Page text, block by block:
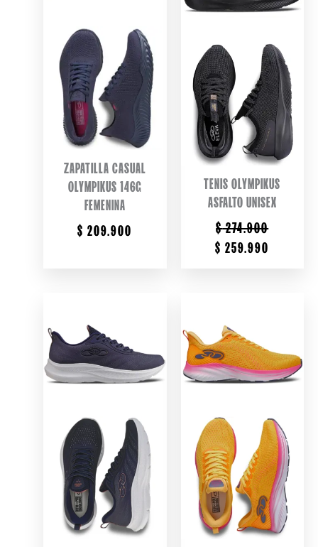
ZAPATILLA CASUAL
OLYMPIKUS 146G
FEMENINA
$ 209.900
TENIS OLYMPIKUS
ASFALTO UNISEX
$274.900
ORIGINAL
$ 259.990